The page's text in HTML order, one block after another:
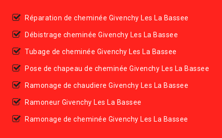
Réparation de cheminée Givenchy Les La Bassee
Débistrage cheminée Givenchy Les La Bassee
Tubage de cheminée Givenchy Les La Bassee
Pose de chapeau de cheminée Givenchy Les La Bassee
Ramonage de chaudiere Givenchy Les La Bassee
Ramoneur Givenchy Les La Bassee
Ramonage de cheminée Givenchy Les La Bassee